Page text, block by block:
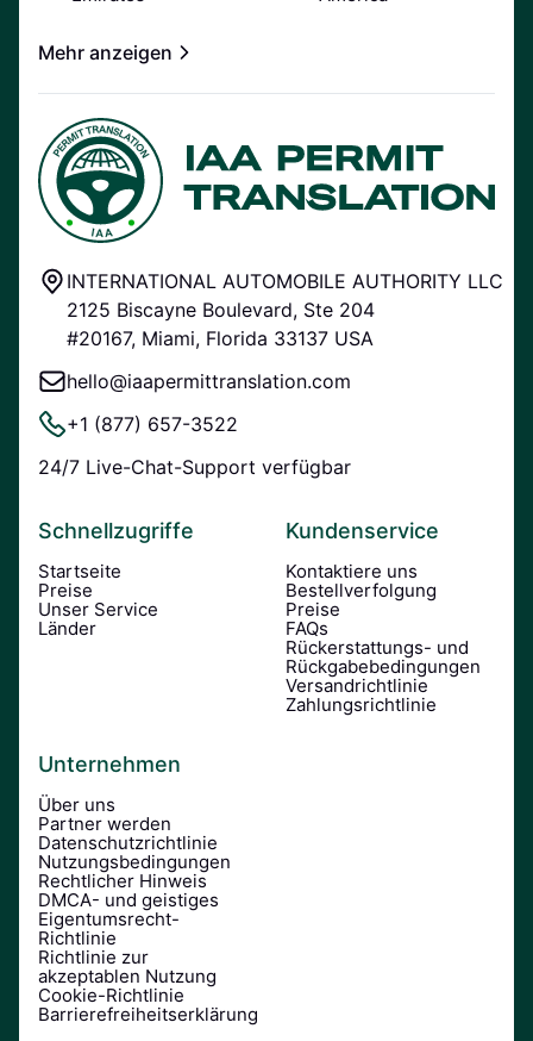
Mehr anzeigen
INTERNATIONAL AUTOMOBILE AUTHORITY LLC
2125 Biscayne Boulevard, Ste 204
#20167, Miami, Florida 33137 USA
hello@iaapermittranslation.com
+1 (877) 657-3522
24/7 Live-Chat-Support verfügbar
Schnellzugriffe
Startseite
Preise
Unser Service
Länder
Kundenservice
Kontaktiere uns
Bestellverfolgung
Preise
FAQs
Rückerstattungs- und
Rückgabebedingungen
Versandrichtlinie
Zahlungsrichtlinie
Unternehmen
Über uns
Partner werden
Datenschutzrichtlinie
Nutzungsbedingungen
Rechtlicher Hinweis
DMCA- und geistiges
Eigentumsrecht-
Richtlinie
Richtlinie zur
akzeptablen Nutzung
Cookie-Richtlinie
Barrierefreiheitserklärung